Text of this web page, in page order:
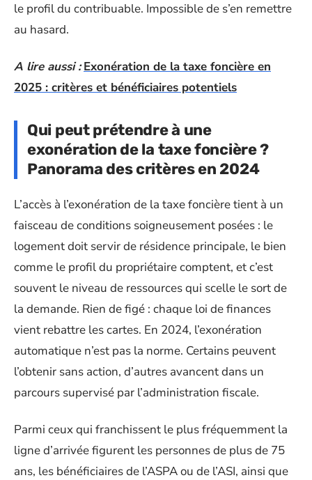
le profil du contribuable. Impossible de s’en remettre
au hasard.
A lire aussi : Exonération de la taxe foncière en
2025 : critères et bénéficiaires potentiels
Qui peut prétendre à une
exonération de la taxe foncière ?
Panorama des critères en 2024
L’accès à l’exonération de la taxe foncière tient à un
faisceau de conditions soigneusement posées : le
logement doit servir de résidence principale, le bien
comme le profil du propriétaire comptent, et c’est
souvent le niveau de ressources qui scelle le sort de
la demande. Rien de figé : chaque loi de finances
vient rebattre les cartes. En 2024, l’exonération
automatique n’est pas la norme. Certains peuvent
l’obtenir sans action, d’autres avancent dans un
parcours supervisé par l’administration fiscale.
Parmi ceux qui franchissent le plus fréquemment la
ligne d’arrivée figurent les personnes de plus de 75
ans, les bénéficiaires de l’ASPA ou de l’ASI, ainsi que